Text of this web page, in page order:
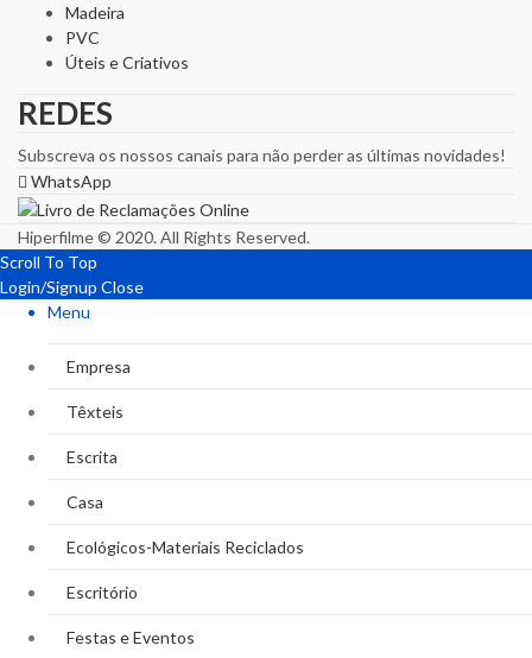
Madeira
PVC
Úteis e Criativos
REDES
Subscreva os nossos canais para não perder as últimas novidades!
WhatsApp
Hiperfilme © 2020. All Rights Reserved.
Scroll To Top
Login/Signup Close
Menu
Empresa
Têxteis
Escrita
Casa
Ecológicos-Materiais Reciclados
Escritório
Festas e Eventos